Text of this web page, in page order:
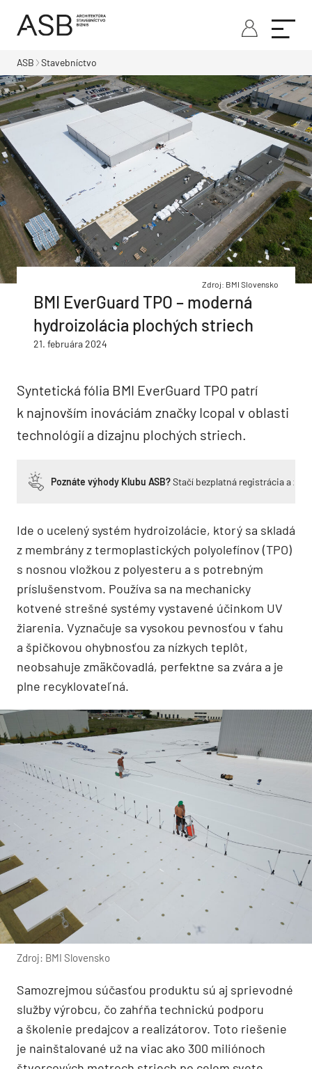
ASB Stavebníctvo
Zdroj: BMI Slovensko
BMI EverGuard TPO – moderná
hydroizolácia plochých striech
21. februára 2024
Syntetická fólia BMI EverGuard TPO patrí
k najnovším inováciám značky Icopal v oblasti
technológií a dizajnu plochých striech.
Poznáte výhody Klubu ASB?Stačí bezplatná registrácia a
Ide o ucelený systém hydroizolácie, ktorý sa skladá
z membrány z termoplastických polyolefínov (TPO)
s nosnou vložkou z polyesteru a s potrebným
príslušenstvom. Používa sa na mechanicky
kotvené strešné systémy vystavené účinkom UV
žiarenia. Vyznačuje sa vysokou pevnosťou v ťahu
a špičkovou ohybnosťou za nízkych teplôt,
neobsahuje zmäkčovadlá, perfektne sa zvára a je
plne recyklovateľná.
Zdroj: BMI Slovensko
Samozrejmou súčasťou produktu sú aj sprievodné
služby výrobcu, čo zahŕňa technickú podporu
a školenie predajcov a realizátorov. Toto riešenie
je nainštalované už na viac ako 300 miliónoch